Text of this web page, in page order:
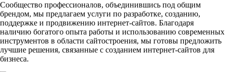
Сообщество профессионалов, объединившись под общим
брендом, мы предлагаем услуги по разработке, созданию,
поддержке и продвижению интернет-сайтов. Благодаря
наличию богатого опыта работы и использованию современных
инструментов в области сайтостроения, мы готовы предложить
лучшие решения, связанные с созданием интернет-сайтов для
бизнеса.